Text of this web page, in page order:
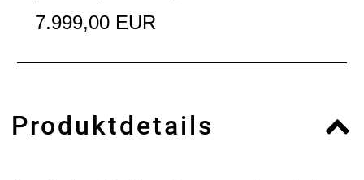
7.999,00 EUR
Produktdetails